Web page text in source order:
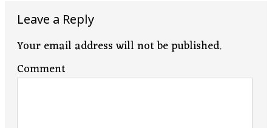
Leave a Reply
Your email address will not be published.
Comment